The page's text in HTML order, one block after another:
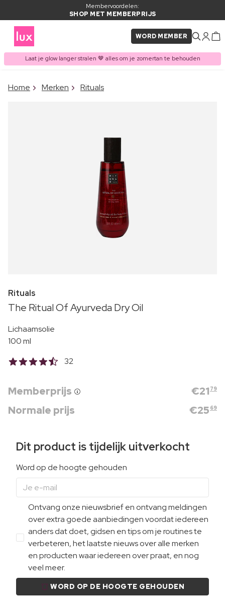
Membervoordelen:
SHOP MET MEMBERPRIJS
WORD MEMBER
Laat je glow langer stralen 🤎 alles om je zomertan te behouden
ITEM TOEGEVOEGD AAN
Home Merken Rituals
Rituals
The Ritual Of Ayurveda Dry Oil
Lichaamsolie
100 ml
32
Memberprijs €21 79
Normale prijs €25 69
Dit product is tijdelijk uitverkocht
Word op de hoogte gehouden
Ontvang onze nieuwsbrief en ontvang meldingen
over extra goede aanbiedingen voordat iedereen
anders dat doet, gidsen en tips om je routines te
verbeteren, het laatste nieuws over alle merken
en producten waar iedereen over praat, en nog
veel meer.
WORD OP DE HOOGTE GEHOUDEN